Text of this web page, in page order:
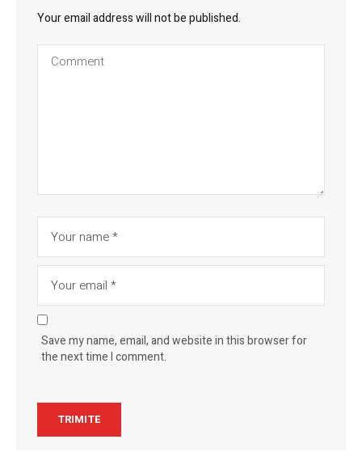
Your email address will not be published.
Save my name, email, and website in this browser for
the next time I comment.